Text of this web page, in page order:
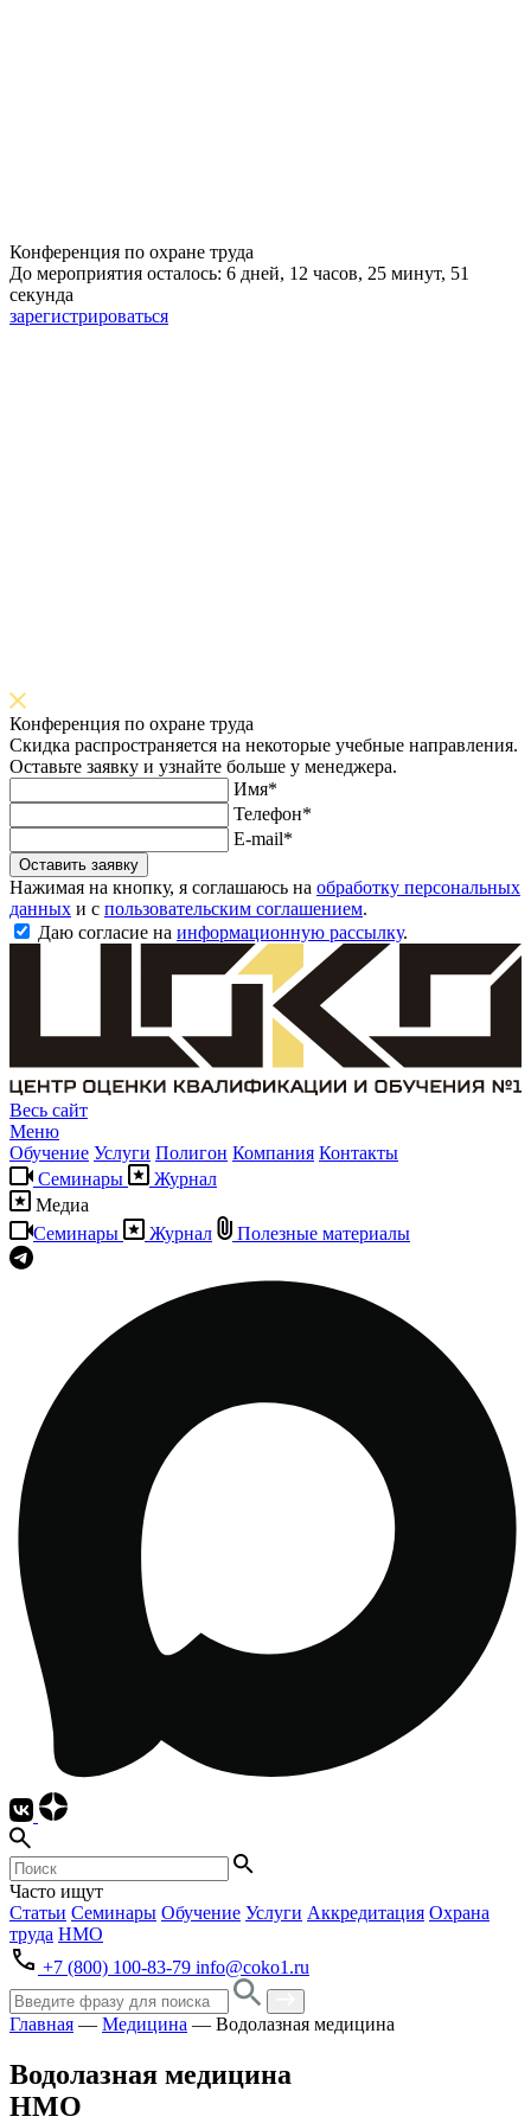
Конференция по охране труда
До мероприятия осталось: 6 дней, 12 часов, 25 минут, 50
секунд
зарегистрироваться
Конференция по охране труда
Скидка распространяется на некоторые учебные направления.
Оставьте заявку и узнайте больше у менеджера.
Имя*
Телефон*
E-mail*
Оставить заявку
Нажимая на кнопку, я соглашаюсь на обработку персональных
данных и с пользовательским соглашением.
Даю согласие на информационную рассылку.
Весь сайт
Меню
Обучение Услуги Полигон Компания Контакты
Семинары
Журнал
Медиа
Семинары
Журнал Полезные материалы
Часто ищут
Статьи Семинары Обучение Услуги Аккредитация Охрана
труда НМО
+7 (800) 100-83-79 info@coko1.ru
Главная — Медицина — Водолазная медицина
Водолазная медицина
НМО